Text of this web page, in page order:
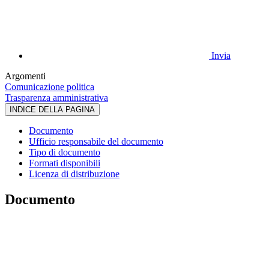
Invia
Argomenti
Comunicazione politica
Trasparenza amministrativa
INDICE DELLA PAGINA
Documento
Ufficio responsabile del documento
Tipo di documento
Formati disponibili
Licenza di distribuzione
Documento